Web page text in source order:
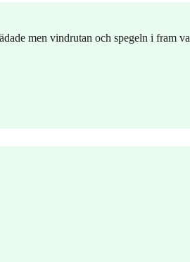
men vindrutan och spegeln i fram